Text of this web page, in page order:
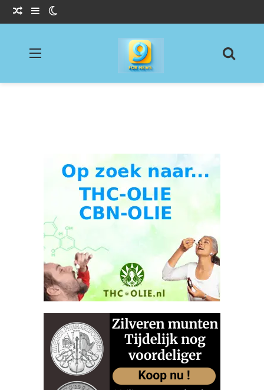
Willekeurig Artikel
Sidebar